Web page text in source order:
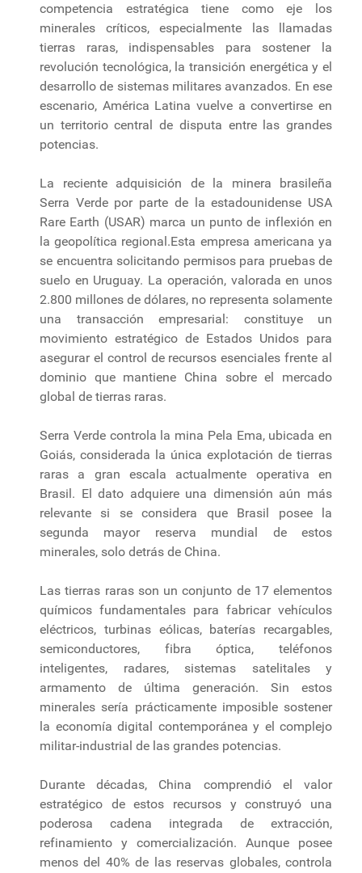
competencia estratégica tiene como eje los
minerales críticos, especialmente las llamadas
tierras raras, indispensables para sostener la
revolución tecnológica, la transición energética y el
desarrollo de sistemas militares avanzados. En ese
escenario, América Latina vuelve a convertirse en
un territorio central de disputa entre las grandes
potencias.
La reciente adquisición de la minera brasileña
Serra Verde por parte de la estadounidense USA
Rare Earth (USAR) marca un punto de inflexión en
la geopolítica regional.Esta empresa americana ya
se encuentra solicitando permisos para pruebas de
suelo en Uruguay. La operación, valorada en unos
2.800 millones de dólares, no representa solamente
una transacción empresarial: constituye un
movimiento estratégico de Estados Unidos para
asegurar el control de recursos esenciales frente al
dominio que mantiene China sobre el mercado
global de tierras raras.
Serra Verde controla la mina Pela Ema, ubicada en
Goiás, considerada la única explotación de tierras
raras a gran escala actualmente operativa en
Brasil. El dato adquiere una dimensión aún más
relevante si se considera que Brasil posee la
segunda mayor reserva mundial de estos
minerales, solo detrás de China.
Las tierras raras son un conjunto de 17 elementos
químicos fundamentales para fabricar vehículos
eléctricos, turbinas eólicas, baterías recargables,
semiconductores, fibra óptica, teléfonos
inteligentes, radares, sistemas satelitales y
armamento de última generación. Sin estos
minerales sería prácticamente imposible sostener
la economía digital contemporánea y el complejo
militar-industrial de las grandes potencias.
Durante décadas, China comprendió el valor
estratégico de estos recursos y construyó una
poderosa cadena integrada de extracción,
refinamiento y comercialización. Aunque posee
menos del 40% de las reservas globales, controla